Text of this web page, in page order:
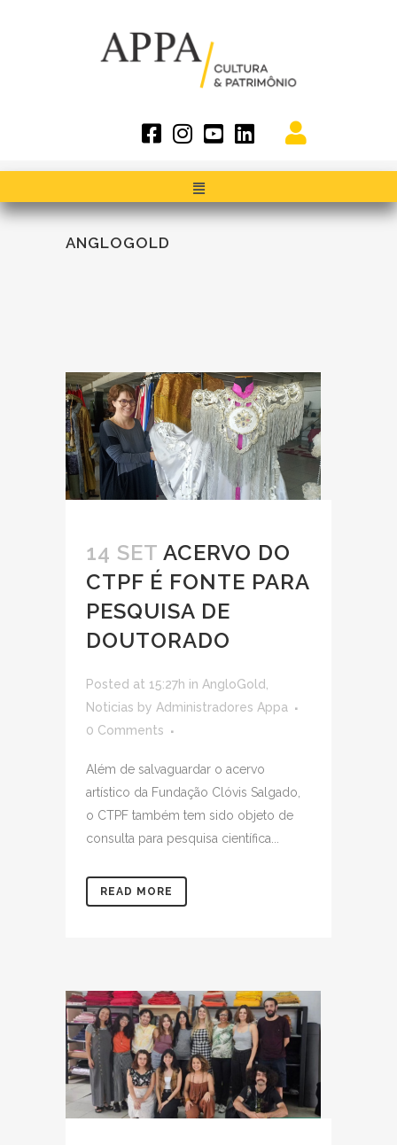
ANGLOGOLD
14 SET ACERVO DO
CTPF É FONTE PARA
PESQUISA DE
DOUTORADO
Posted at 15:27h in AngloGold
Noticias by Administradores Appa
0 Comments
Além de salvaguardar o acervo
artístico da Fundação Clóvis Salgado,
o CTPF também tem sido objeto de
consulta para pesquisa científica...
READ MORE